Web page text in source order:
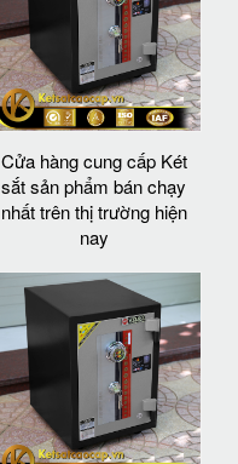
Cửa hàng cung cấp Két
sắt sản phẩm bán chạy
nhất trên thị trường hiện
nay